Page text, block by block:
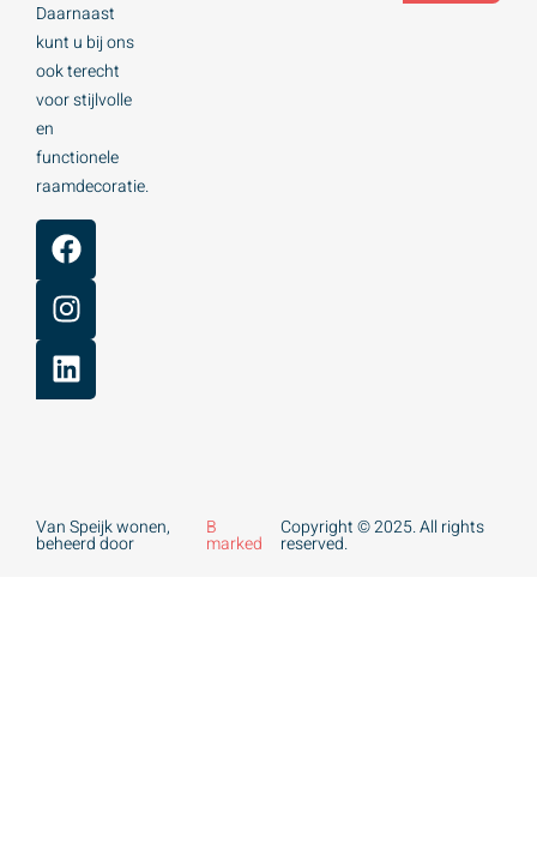
Daarnaast
kunt u bij ons
ook terecht
voor stijlvolle
en
functionele
raamdecoratie.
Van Speijk wonen,
beheerd door
B
marked
Copyright © 2025. All rights
reserved.